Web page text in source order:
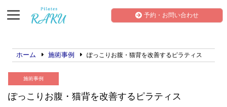
予約・お問い合わせ
ホーム 施術事例 ぽっこりお腹・猫背を改善するピラティス
施術事例
ぽっこりお腹・猫背を改善するピラティス